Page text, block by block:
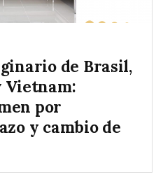
de Brasil,
Vietnam:
por
y cambio de